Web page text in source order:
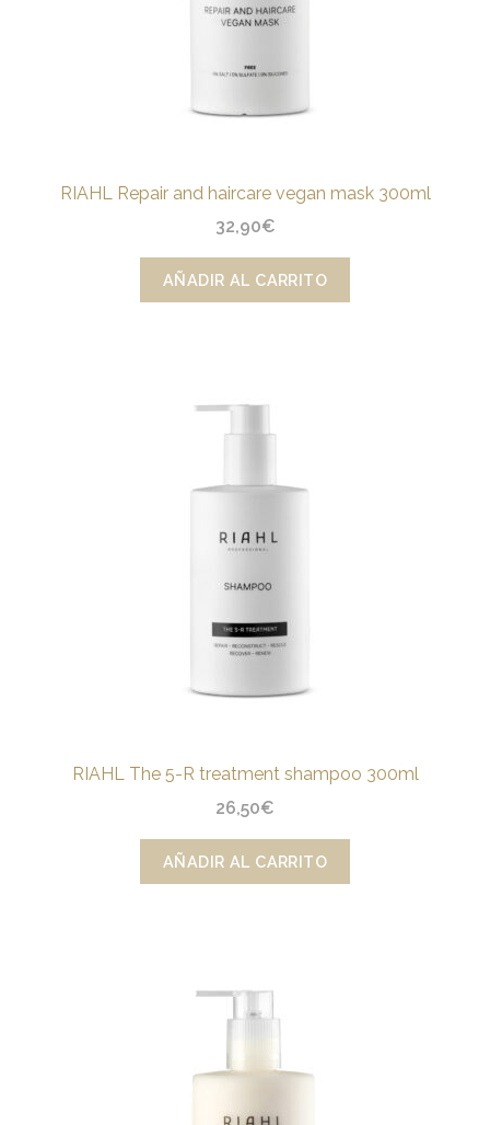
RIAHL Repair and haircare vegan mask 300ml
32,90€
AÑADIR AL CARRITO
RIAHL The 5-R treatment shampoo 300ml
26,50€
AÑADIR AL CARRITO